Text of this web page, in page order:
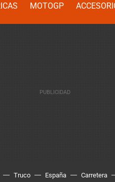
MOTOGP
Truco España Carretera